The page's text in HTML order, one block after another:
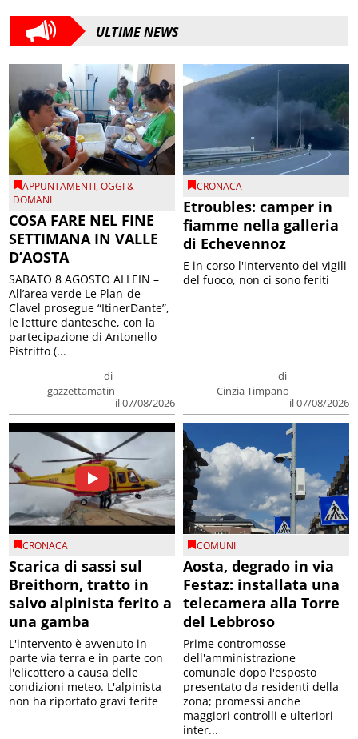
ULTIME NEWS
APPUNTAMENTI,OGGI &
DOMANI
COSA FARE NEL FINE
SETTIMANA IN VALLE
D’AOSTA
di
gazzettamatin
il 07/08/2026
SABATO 8 AGOSTO ALLEIN –
All’area verde Le Plan-de-
Clavel prosegue “ItinerDante”,
le letture dantesche, con la
partecipazione di Antonello
Pistritto (...
CRONACA
Etroubles: camper in
fiamme nella galleria
di Echevennoz
di
Cinzia Timpano
il 07/08/2026
E in corso l'intervento dei vigili
del fuoco, non ci sono feriti
CRONACA
Scarica di sassi sul
Breithorn, tratto in
salvo alpinista ferito a
una gamba
L'intervento è avvenuto in
parte via terra e in parte con
l'elicottero a causa delle
condizioni meteo. L'alpinista
non ha riportato gravi ferite
COMUNI
Aosta, degrado in via
Festaz: installata una
telecamera alla Torre
del Lebbroso
Prime contromosse
dell'amministrazione
comunale dopo l'esposto
presentato da residenti della
zona; promessi anche
maggiori controlli e ulteriori
inter...